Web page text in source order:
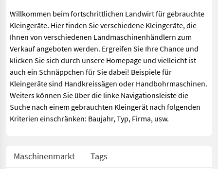
Willkommen beim fortschrittlichen Landwirt für gebrauchte
Kleingeräte. Hier finden Sie verschiedene Kleingeräte, die
Ihnen von verschiedenen Landmaschinenhändlern zum
Verkauf angeboten werden. Ergreifen Sie Ihre Chance und
klicken Sie sich durch unsere Homepage und vielleicht ist
auch ein Schnäppchen für Sie dabei! Beispiele für
Kleingeräte sind Handkreissägen oder Handbohrmaschinen.
Weiters können Sie über die linke Navigationsleiste die
Suche nach einem gebrauchten Kleingerät nach folgenden
Kriterien einschränken: Baujahr, Typ, Firma, usw.
Maschinenmarkt Tags